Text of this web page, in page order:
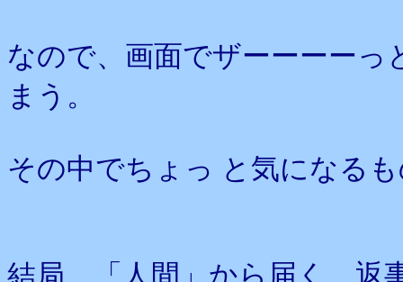
なので、画面でザーーーー
まう。
その中でちょっ と気になる
結局、「人間」から届く、返